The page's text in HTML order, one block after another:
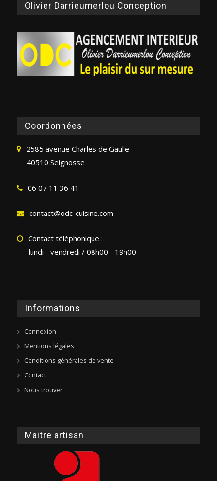
Olivier Darrieumerlou Conception
Coordonnées
2585 avenue Charles de Gaulle
40510 Seignosse
06 07 11 36 41
contact@odc-cuisine.com
Contact téléphonique :
lundi - vendredi / 08h00 - 19h00
Informations
Connexion
Mentions légales
Conditions générales de vente
Contact
Nous trouver
Maitre artisan